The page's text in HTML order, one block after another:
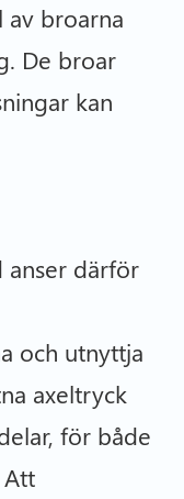
broarna
De broar
kan
anser därför
och utnyttja
axeltryck
för både